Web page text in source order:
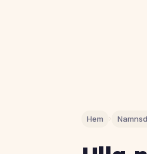
Hem ›